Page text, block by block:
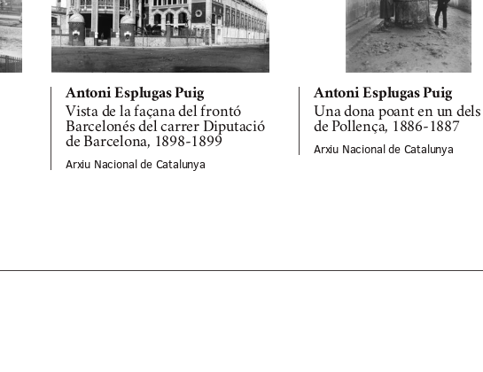
Antoni Esplugas Puig
Vista de la façana del frontó
Barcelonés del carrer Diputació
de Barcelona, 1898-1899
Arxiu Nacional de Catalunya
Antoni Esplugas Puig
Una dona poant en un dels
de Pollença, 1886-1887
Arxiu Nacional de Catalunya